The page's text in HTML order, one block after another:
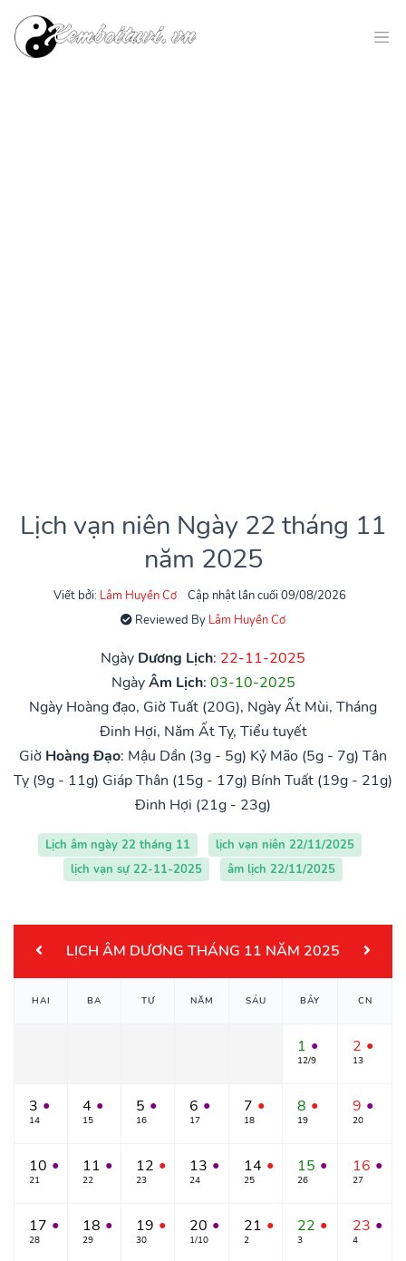
Lịch vạn niên Ngày 22 tháng 11
năm 2025
Viết bởi: Lâm Huyền Cơ
Cập nhật lần cuối 09/08/2026
Reviewed By Lâm Huyền Cơ
Ngày Dương Lịch: 22-11-2025
NgàyÂm Lịch: 03-10-2025
Ngày Hoàng đạo, Giờ Tuất (20G), Ngày Ất Mùi, Tháng
Đinh Hợi, Năm Ất Tỵ, Tiểu tuyết
Giờ Hoàng Đạo: Mậu Dần (3g - 5g) Kỷ Mão (5g - 7g) Tân
Tỵ (9g - 11g) Giáp Thân (15g - 17g) Bính Tuất (19g - 21g)
Đinh Hợi (21g - 23g)
Lịch âm ngày 22 tháng 11
lịch vạn niên 22/11/2025
lịch vạn sự 22-11-2025
âm lịch 22/11/2025
LỊCH ÂM DƯƠNG THÁNG 11 NĂM 2025
HAI BA TƯ NĂM SÁU BẢY CN
1 ●
12/9
2 ●
13
3 ●
14
4 ●
15
5 ●
16
6 ●
17
7 ●
18
8 ●
19
9 ●
20
10 ●
21
11 ●
22
12 ●
23
13 ●
24
14 ●
25
15 ●
26
16 ●
27
17 ●
28
18 ●
29
19 ●
30
20 ●
1/10
21 ●
2
22 ●
3
23 ●
4